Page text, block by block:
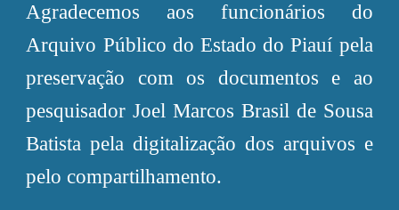
Agradecemos aos funcionários do
Arquivo Público do Estado do Piauí pela
preservação com os documentos e ao
pesquisador Joel Marcos Brasil de Sousa
Batista pela digitalização dos arquivos e
pelo compartilhamento.